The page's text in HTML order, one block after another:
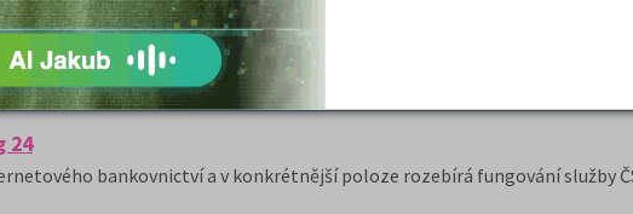
a to internetbanking.
24
bankovnictví a v konkrétnější poloze rozebírá fungování služby